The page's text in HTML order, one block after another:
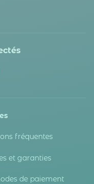
fréquentes
et garanties
de paiement